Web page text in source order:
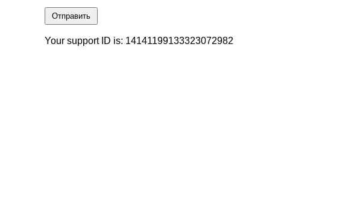
Отправить
Your support ID is: 14141199133323072982